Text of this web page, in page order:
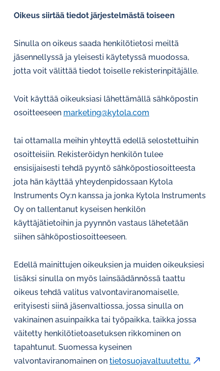
Oikeus siirtää tiedot järjestelmästä toiseen
Sinulla on oikeus saada henkilötietosi meiltä
jäsennellyssä ja yleisesti käytetyssä muodossa,
jotta voit välittää tiedot toiselle rekisterinpitäjälle.
Voit käyttää oikeuksiasi lähettämällä sähköpostin
osoitteeseen marketing@kytola.com
tai ottamalla meihin yhteyttä edellä selostettuihin
osoitteisiin. Rekisteröidyn henkilön tulee
ensisijaisesti tehdä pyyntö sähköpostiosoitteesta
jota hän käyttää yhteydenpidossaan Kytola
Instruments Oy:n kanssa ja jonka Kytola Instruments
Oy on tallentanut kyseisen henkilön
käyttäjätietoihin ja pyynnön vastaus lähetetään
siihen sähköpostiosoitteeseen.
Edellä mainittujen oikeuksien ja muiden oikeuksiesi
lisäksi sinulla on myös lainsäädännössä taattu
oikeus tehdä valitus valvontaviranomaiselle,
erityisesti siinä jäsenvaltiossa, jossa sinulla on
vakinainen asuinpaikka tai työpaikka, taikka jossa
väitetty henkilötietoasetuksen rikkominen on
tapahtunut. Suomessa kyseinen
valvontaviranomainen on tietosuojavaltuutettu.